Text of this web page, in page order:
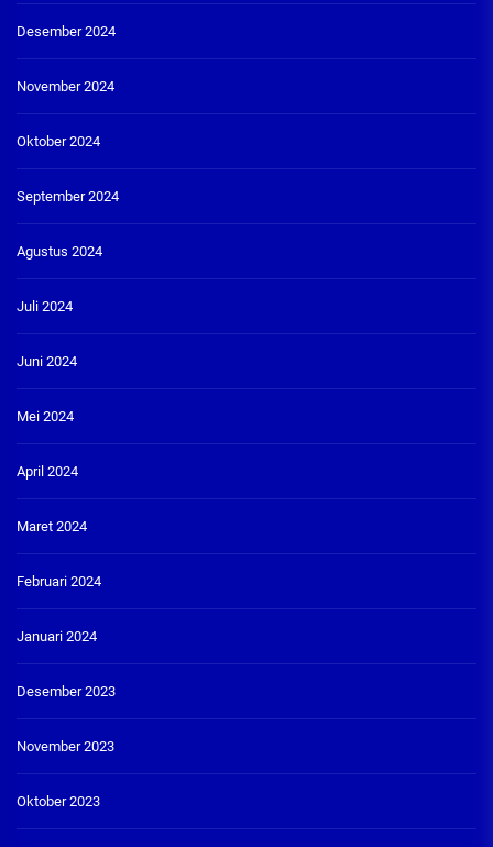
Desember 2024
November 2024
Oktober 2024
September 2024
Agustus 2024
Juli 2024
Juni 2024
Mei 2024
April 2024
Maret 2024
Februari 2024
Januari 2024
Desember 2023
November 2023
Oktober 2023